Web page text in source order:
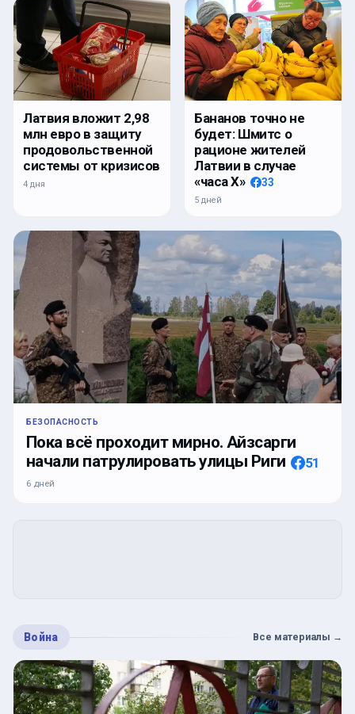
Латвия вложит 2,98
млн евро в защиту
продовольственной
системы от кризисов
4 дня
Бананов точно не
будет: Шмитс о
рационе жителей
Латвии в случае
«часа Х»
33
5 дней
БЕЗОПАСНОСТЬ
Пока всё проходит мирно. Айзсарги
начали патрулировать улицы Риги
51
6 дней
Война Все материалы →